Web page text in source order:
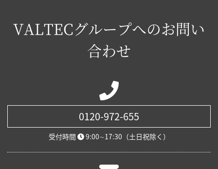
VALTECグループへのお問い
合わせ
0120-972-655
受付時間 9:00∼17:30（土日祝除く）